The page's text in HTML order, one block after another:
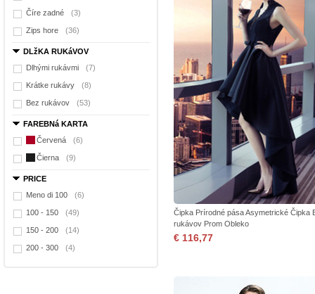
Číre zadné (3)
Zips hore (36)
DLžKA RUKáVOV
Dlhými rukávmi
(7)
Krátke rukávy (8)
Bez rukávov (53)
FAREBNá KARTA
Červená
(6)
Čierna (9)
PRICE
Meno di 100
(6)
100 - 150 (49)
150 - 200 (14)
200 - 300 (4)
Čipka Prírodné pása Asymetrické Čipka
rukávov Prom Obleko
€ 116,77